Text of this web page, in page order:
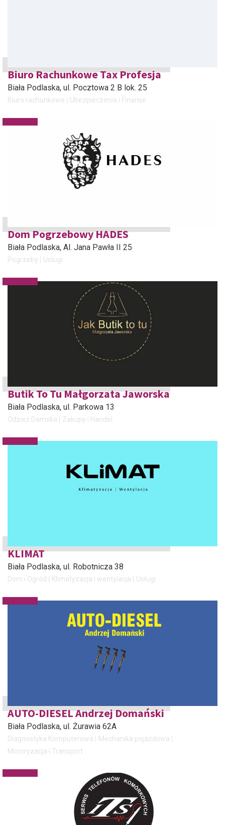
Biuro Rachunkowe Tax Profesja
Biała Podlaska, ul. Pocztowa 2 B lok. 25
Biuro rachunkowe Ubezpieczenia i Finanse
Dom Pogrzebowy HADES
Biała Podlaska, Al. Jana Pawła II 25
Pogrzeby Usługi
Butik To Tu Małgorzata Jaworska
Biała Podlaska, ul. Parkowa 13
Odzież Damska Zakupy i Handel
KLIMAT
Biała Podlaska, ul. Robotnicza 38
Dom i Ogród Klimatyzacja i wentylacja Usługi
AUTO-DIESEL Andrzej Domański
Biała Podlaska, ul. Żurawia 62A
Diagnostyka Komputerowa
Mechanika pojazdowa
Motoryzacja i Transport